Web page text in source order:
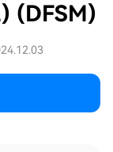
(DFSM)